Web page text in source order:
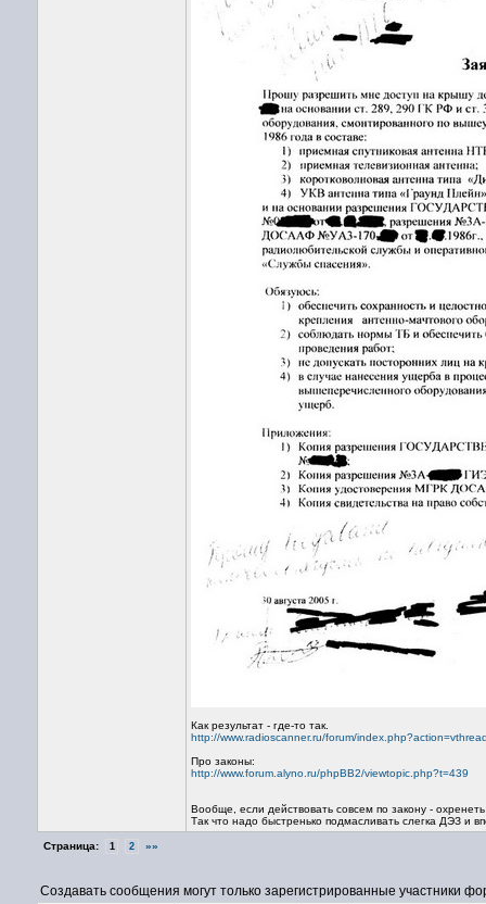
Как результат - где-то так.
http://www.radioscanner.ru/forum/
Про законы:
http://www.forum.alyno.ru/phpBB2/viewtopic.php?t=439
Вообще, если действовать совсем по закону -
Так что надо быстренько подмасливать слегка ДЭЗ и
Страница: 1 2 »»
Создавать сообщения могут только зарегистрированные участники